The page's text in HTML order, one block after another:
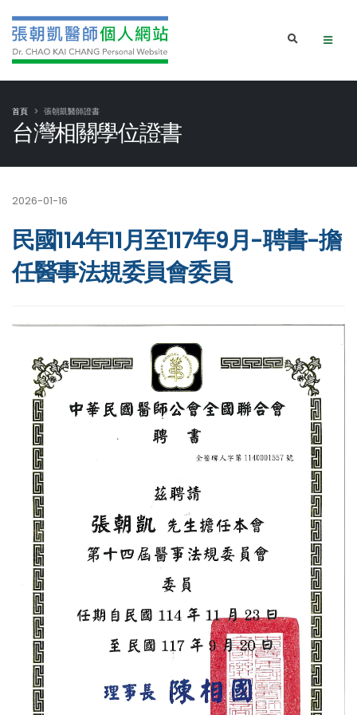
台灣相關學位證書
首頁 張朝凱醫師證書
2026-01-16
民國114年11月至117年9月-聘書-擔
任醫事法規委員會委員